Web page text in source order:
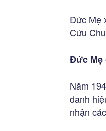
Đức Mẹ
Cứu
Đức Mẹ
Năm
danh
nhận